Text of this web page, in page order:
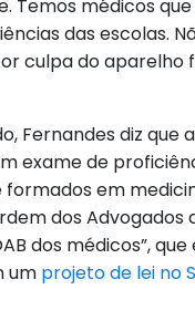
Temos médicos
das escolas.
culpa do aparelho
Fernandes diz que
exame de
formados em
dos Advogados
dos médicos”,
um projeto de lei no